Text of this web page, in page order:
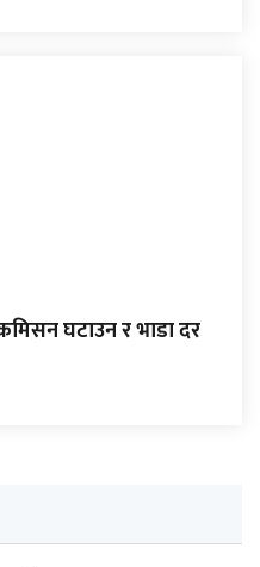
घटाउन र भाडा दर